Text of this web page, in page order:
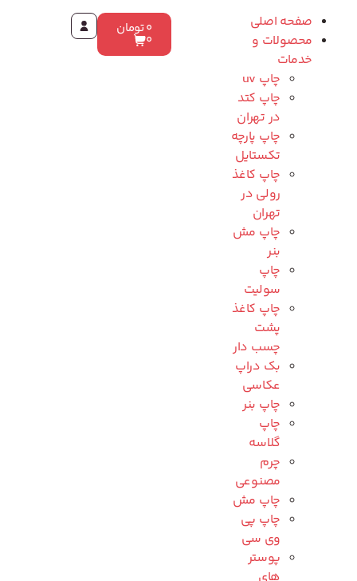
صفحه اصلی
محصولات و
خدمات
چاپ uv
چاپ کتد
در تهران
چاپ پارچه
تکستایل
چاپ کاغذ
رولی در
تهران
چاپ مش
بنر
چاپ
سولیت
چاپ کاغذ
پشت
چسب دار
بک دراپ
عکاسی
چاپ بنر
چاپ
گلاسه
چرم
مصنوعی
چاپ مش
چاپ پی
وی سی
پوستر
0تومان
0